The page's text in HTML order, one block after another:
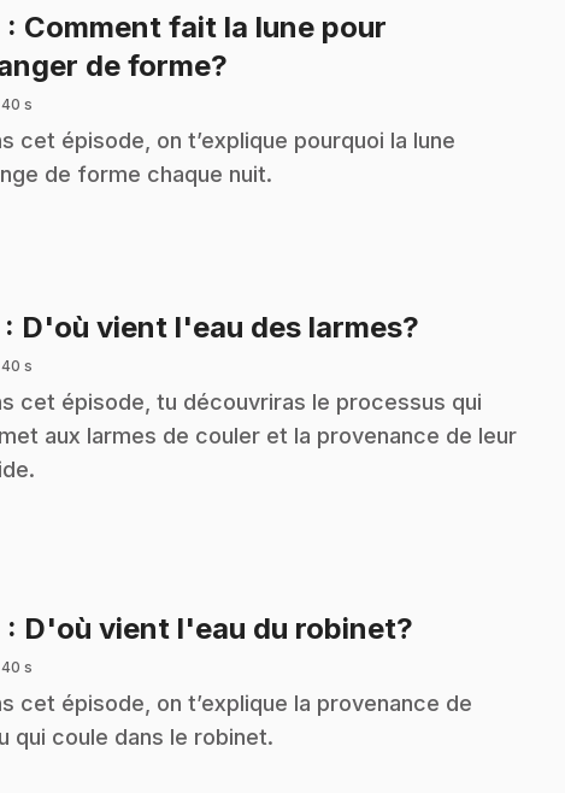
: Comment fait la lune pour
de forme?
40 s
cet épisode, on t’explique pourquoi la lune
de forme chaque nuit.
: D'où vient l'eau des larmes?
40 s
cet épisode, tu découvriras le processus qui
aux larmes de couler et la provenance de leur
: D'où vient l'eau du robinet?
40 s
cet épisode, on t’explique la provenance de
qui coule dans le robinet.